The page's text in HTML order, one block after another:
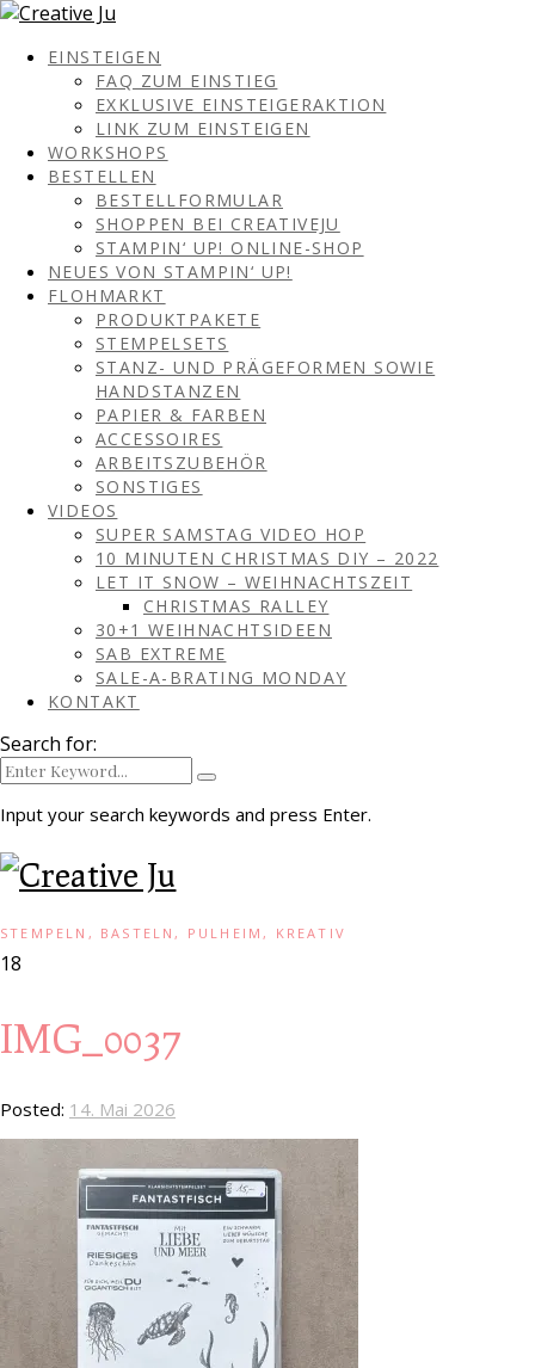
EINSTEIGEN
FAQ ZUM EINSTIEG
EXKLUSIVE EINSTEIGERAKTION
LINK ZUM EINSTEIGEN
WORKSHOPS
BESTELLEN
BESTELLFORMULAR
SHOPPEN BEI CREATIVEJU
STAMPIN‘ UP! ONLINE-SHOP
NEUES VON STAMPIN‘ UP!
FLOHMARKT
PRODUKTPAKETE
STEMPELSETS
STANZ- UND PRÄGEFORMEN SOWIE
HANDSTANZEN
PAPIER & FARBEN
ACCESSOIRES
ARBEITSZUBEHÖR
SONSTIGES
VIDEOS
SUPER SAMSTAG VIDEO HOP
10 MINUTEN CHRISTMAS DIY – 2022
LET IT SNOW – WEIHNACHTSZEIT
CHRISTMAS RALLEY
30+1 WEIHNACHTSIDEEN
SAB EXTREME
SALE-A-BRATING MONDAY
KONTAKT
Search for:
Input your search keywords and press Enter.
STEMPELN, BASTELN, PULHEIM, KREATIV
18
IMG_0037
Posted: 14. Mai 2026